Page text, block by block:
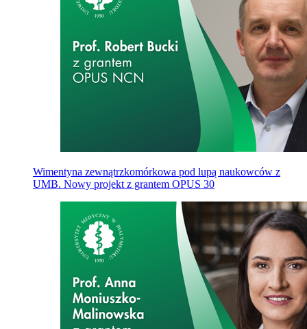
Wimentyna zewnątrzkomórkowa pod lupą naukowców z
UMB. Nowy projekt z grantem OPUS 30